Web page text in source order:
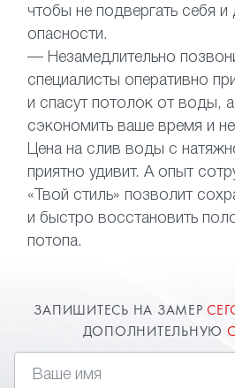
чтобы не подвергать себя
опасности.
— Незамедлительно
специалисты оперативно
и спасут потолок от воды,
сэкономить ваше время и
Цена на слив воды с
приятно удивит. А опыт
«Твой стиль» позволит
и быстро восстановить
потопа.
ЗАПИШИТЕСЬ НА ЗАМЕР
ДОПОЛНИТЕЛЬНУЮ